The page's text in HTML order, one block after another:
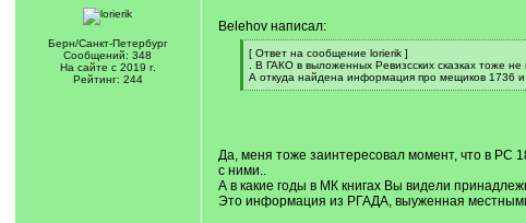
Берн/Санкт-Петербург
Сообщений: 348
На сайте с 2019 г.
Рейтинг: 244
Belehov написал:
[
]
[ Ответ на сообщение lorierik ]
. В ГАКО в выложенных Ревизсских сказках тоже
А откуда найдена информация про мещиков 1736 и
[
Да, меня тоже заинтересовал момент, что в РС
с ними..
А в какие годы в МК книгах Вы видели
Это информация из РГАДА, выуженная